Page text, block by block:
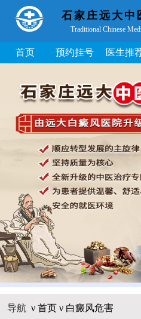
石家庄远大中
Traditional Chinese
首页 预约挂号 医生推
导航 ν 首页ν 白癜风危害